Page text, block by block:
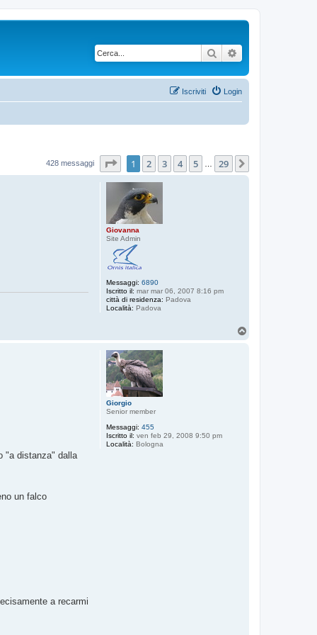
Cerca
Login
Iscriviti
428 messaggi Pagina1 di
1 2 3 4 5 29
Giovanna
Site Admin
Messaggi: 6890
Iscritto il: mar mar 06, 2007 8:16 pm
città di residenza: Padova
Località: Padova
Giorgio
Senior member
Messaggi: 455
Iscritto il: ven feb 29, 2008 9:50 pm
Località: Bologna
"a distanza" dalla
un falco
a recarmi